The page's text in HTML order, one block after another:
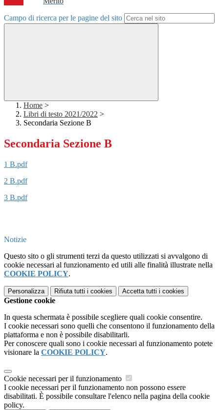
Campo di ricerca per le pagine del sito
Home >
Libri di testo 2021/2022 >
Secondaria Sezione B
Secondaria Sezione B
1 B.pdf
2 B.pdf
3 B.pdf
Notizie
Questo sito o gli strumenti terzi da questo utilizzati si avvalgono di
cookie necessari al funzionamento ed utili alle finalità illustrate nella
COOKIE POLICY.
Personalizza Rifiuta tutti i cookies Accetta tutti i cookies
Gestione cookie
In questa schermata è possibile scegliere quali cookie consentire.
I cookie necessari sono quelli che consentono il funzionamento della
piattaforma e non è possibile disabilitarli.
Per conoscere quali sono i cookie necessari al funzionamento potete
visionare la COOKIE POLICY.
Cookie necessari per il funzionamento
I cookie necessari per il funzionamento non possono essere
disabilitati. È possibile consultare l'elenco nella pagina della cookie
policy.